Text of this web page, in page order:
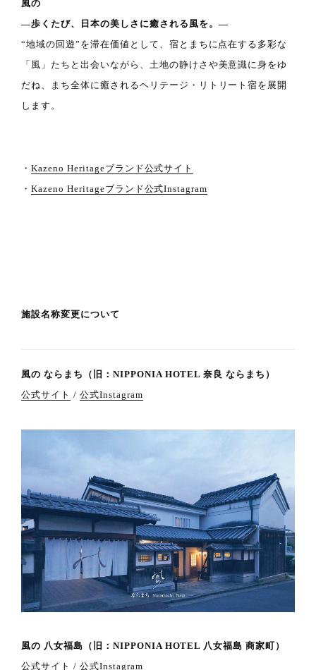
風の
―歩くたび、日本の美しさに癒される風を。―
“地域の回遊”を滞在価値として、宿とまちに点在する多彩な
「風」たちと出会いながら、 土地の静けさや美意識に身をゆ
だね、
まち全体に癒されるヘリテージ・リトリート宿を展開
します。
・ Kazeno Heritageブランド公式サイト
・ Kazeno Heritageブランド公式Instagram
施設名称変更について
風の ならまち（旧：NIPPONIA HOTEL 奈良 ならまち）
公式サイト / 公式Instagram
風の 八女福島（旧：NIPPONIA HOTEL 八女福島 商家町）
公式サイト / 公式Instagram